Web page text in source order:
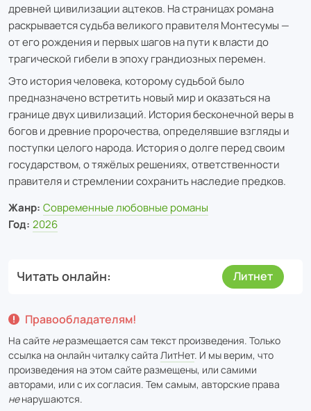
древней цивилизации ацтеков. На страницах романа
раскрывается судьба великого правителя Монтесумы —
от его рождения и первых шагов на пути к власти до
трагической гибели в эпоху грандиозных перемен.
Это история человека, которому судьбой было
предназначено встретить новый мир и оказаться на
границе двух цивилизаций. История бесконечной веры в
богов и древние пророчества, определявшие взгляды и
поступки целого народа. История о долге перед своим
государством, о тяжёлых решениях, ответственности
правителя и стремлении сохранить наследие предков.
Жанр: Современные любовные романы
Год: 2026
Читать онлайн Литнет
Правообладателям!
На сайте неразмещается сам текст произведения. Только
ссылка на онлайн читалку сайта ЛитНет. И мы верим, что
произведения на этом сайте размещены, или самими
авторами, или с их согласия. Тем самым, авторские права
ненарушаются.